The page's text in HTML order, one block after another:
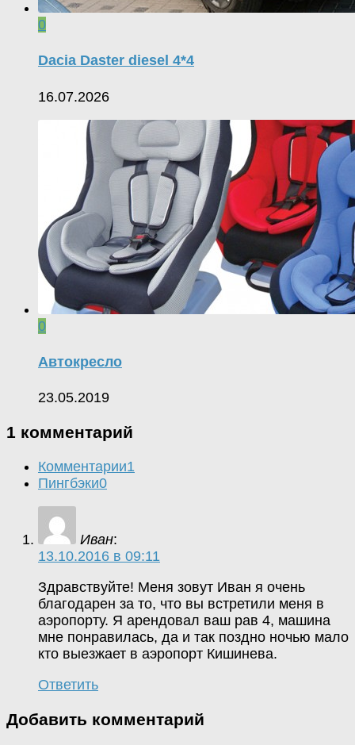
0
Dacia Daster diesel 4*4
16.07.2026
0
Автокресло
23.05.2019
1 комментарий
Комментарии1
Пингбэки0
Иван:
13.10.2016 в 09:11
Здравствуйте! Меня зовут Иван я очень
благодарен за то, что вы встретили меня в
аэропорту. Я арендовал ваш рав 4, машина
мне понравилась, да и так поздно ночью мало
кто выезжает в аэропорт Кишинева.
Ответить
Добавить комментарий